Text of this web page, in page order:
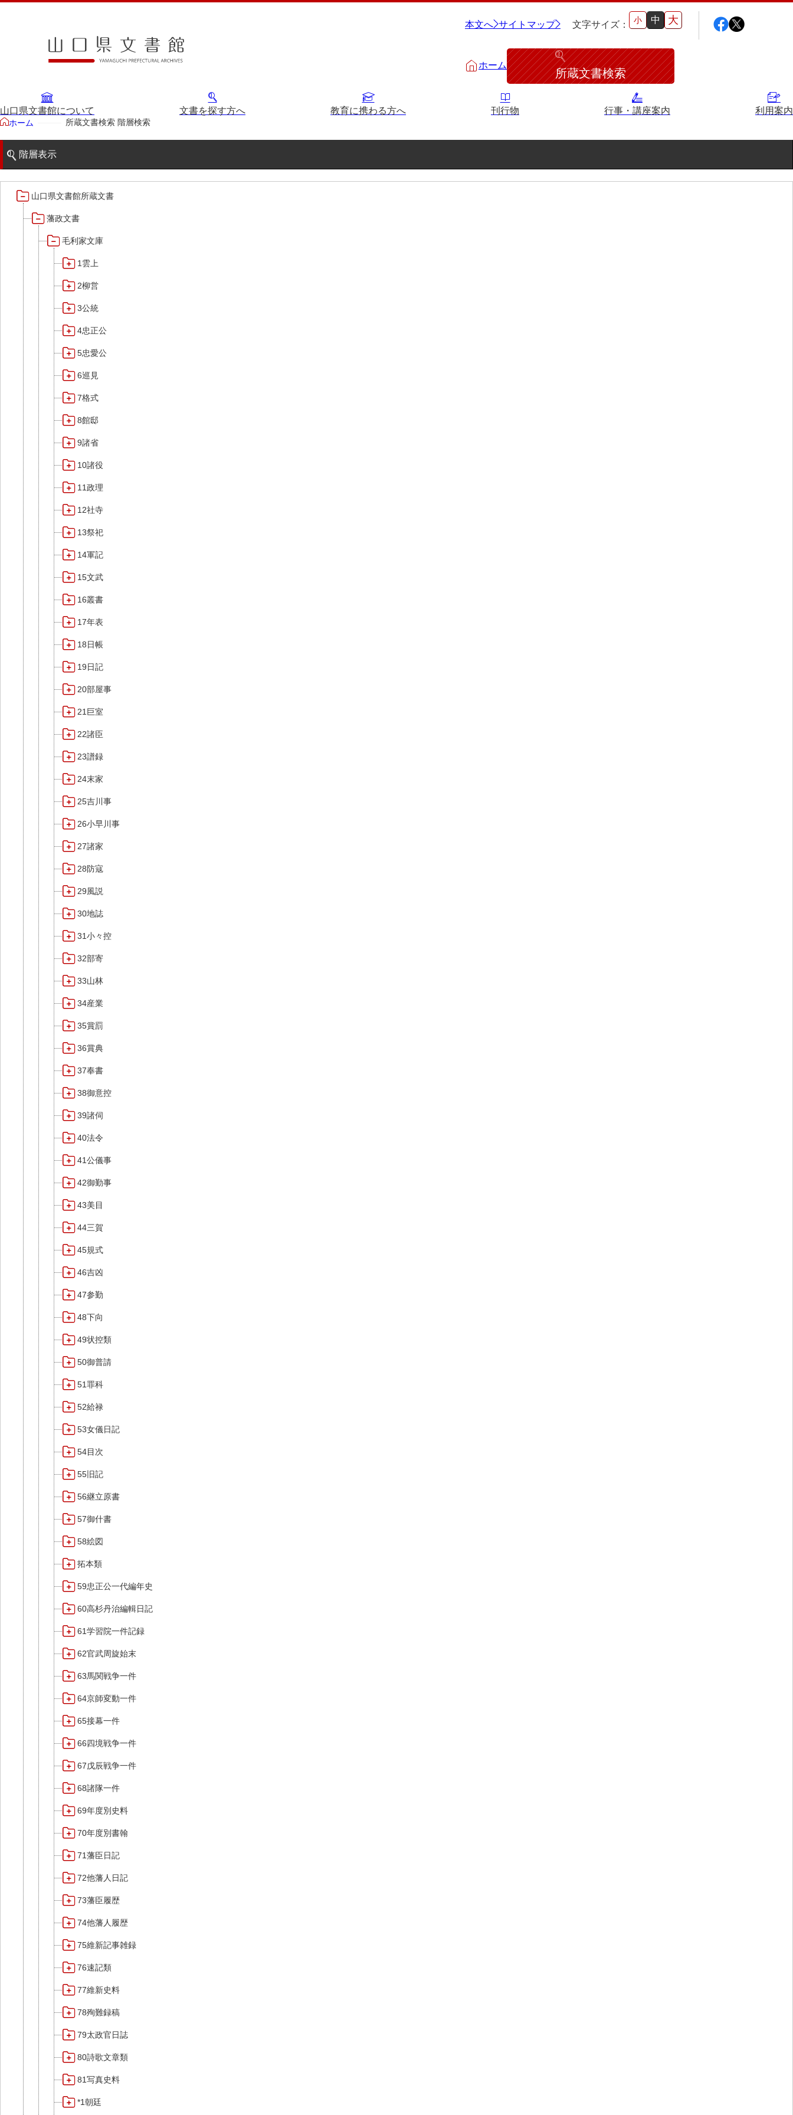
本文へ サイトマップ 文字サイズ： 小 中 大
ホーム
所蔵文書検索
山口県文書館について 文書を探す方へ 教育に携わる方へ 刊行物 行事・講座案内 利用案内
ホーム 所蔵文書検索 階層検索
階層表示
山口県文書館所蔵文書
藩政文書
毛利家文庫
1雲上
2柳営
3公統
4忠正公
5忠愛公
6巡見
7格式
8館邸
9諸省
10諸役
11政理
12社寺
13祭祀
14軍記
15文武
16叢書
17年表
18日帳
19日記
20部屋事
21巨室
22諸臣
23譜録
24末家
25吉川事
26小早川事
27諸家
28防寇
29風説
30地誌
31小々控
32部寄
33山林
34産業
35賞罰
36賞典
37奉書
38御意控
39諸伺
40法令
41公儀事
42御勤事
43美目
44三賀
45規式
46吉凶
47参勤
48下向
49状控類
50御普請
51罪科
52給禄
53女儀日記
54目次
55旧記
56継立原書
57御什書
58絵図
拓本類
59忠正公一代編年史
60高杉丹治編輯日記
61学習院一件記録
62官武周旋始末
63馬関戦争一件
64京師変動一件
65接幕一件
66四境戦争一件
67戊辰戦争一件
68諸隊一件
69年度別史料
70年度別書翰
71藩臣日記
72他藩人日記
73藩臣履歴
74他藩人履歴
75維新記事雑録
76速記類
77維新史料
78殉難録稿
79太政官日誌
80詩歌文章類
81写真史料
*1朝廷